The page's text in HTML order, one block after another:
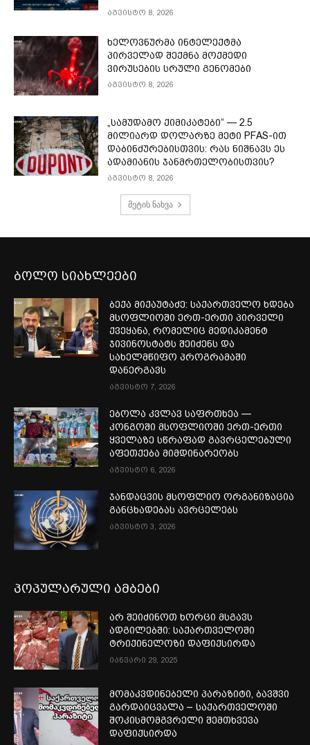
აგვისტო 8, 2026
ხელოვნურმა ინტელექტმა
პირველად შექმნა მოქმედი
ვირუსების სრული გენომები
აგვისტო 8, 2026
„სამუდამო ქიმიკატები“ — 2.5
მილიარდ დოლარზე მეტი PFAS-ით
დაბინძურებისთვის: რას ნიშნავს ეს
ადამიანის ჯანმრთელობისთვის?
აგვისტო 8, 2026
მეტის ნახვა
ბოლო სიახლეები
ბექა მიქაუტაძე: საქართველო ხდება
მსოფლიოში ერთ-ერთი პირველი
ქვეყანა, რომელიც მედიკამენტ
ჯივინოსტატს შეიძენს და
სახელმწიფო პროგრამაში
დანერგავს
აგვისტო 7, 2026
ებოლა კვლავ საფრთხეა —
კონგოში მსოფლიოში ერთ-ერთი
ყველაზე სწრაფად გავრცელებული
აფეთქება მიმდინარეობს
აგვისტო 6, 2026
ჯანდაცვის მსოფლიო ორგანიზაცია
განცხადებას ავრცელებს
აგვისტო 3, 2026
პოპულარული ამბები
არ შეიძინოთ ხორცი მსგავს
ადგილებში: საქართველოში
ტრიქინელოზი დაფიქსირდა
იანვარი 29, 2025
მომაკვდინებელი პარაზიტი, ბავშვი
გარდაიცვალა – საქართველოში
შოკისმომგვრელი შემთხვევა
დაფიქსირდა